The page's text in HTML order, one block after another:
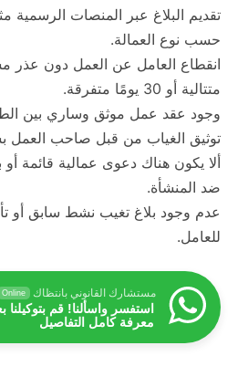
تقديم البلاغ عبر المنصات الرسمية
حسب نوع العمالة.
متتالية أو 30 يومًا متفرقة.
وجود عقد عمل موثق وساري بين
توثيق الغياب من قبل صاحب
ألا يكون هناك دعوى عمالية قائمة
ضد المنشأة.
عدم وجود بلاغ تغيب نشط سابق أو
للعامل.
مستشارك القانوني بانتظاك Online
استفسر واسألنا! قم بتوكيلنا
معرفة كامل التفاصيل